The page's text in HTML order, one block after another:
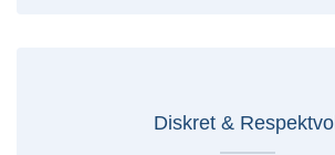
Diskret & Respektvoll